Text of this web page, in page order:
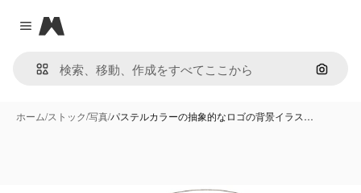
Close menu
Magnific
画像で
ホーム/ストック/写真/パステルカラーの抽象的なロゴの背景イラス…